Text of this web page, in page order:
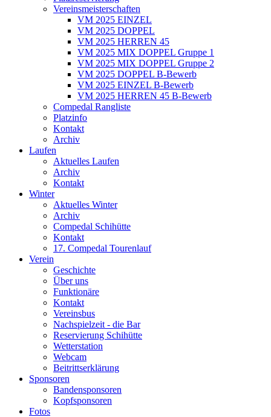
Vereinsmeisterschaften
VM 2025 EINZEL
VM 2025 DOPPEL
VM 2025 HERREN 45
VM 2025 MIX DOPPEL Gruppe 1
VM 2025 MIX DOPPEL Gruppe 2
VM 2025 DOPPEL B-Bewerb
VM 2025 EINZEL B-Bewerb
VM 2025 HERREN 45 B-Bewerb
Compedal Rangliste
Platzinfo
Kontakt
Archiv
Laufen
Aktuelles Laufen
Archiv
Kontakt
Winter
Aktuelles Winter
Archiv
Compedal Schihütte
Kontakt
17. Compedal Tourenlauf
Verein
Geschichte
Über uns
Funktionäre
Kontakt
Vereinsbus
Nachspielzeit - die Bar
Reservierung Schihütte
Wetterstation
Webcam
Beitrittserklärung
Sponsoren
Bandensponsoren
Kopfsponsoren
Fotos